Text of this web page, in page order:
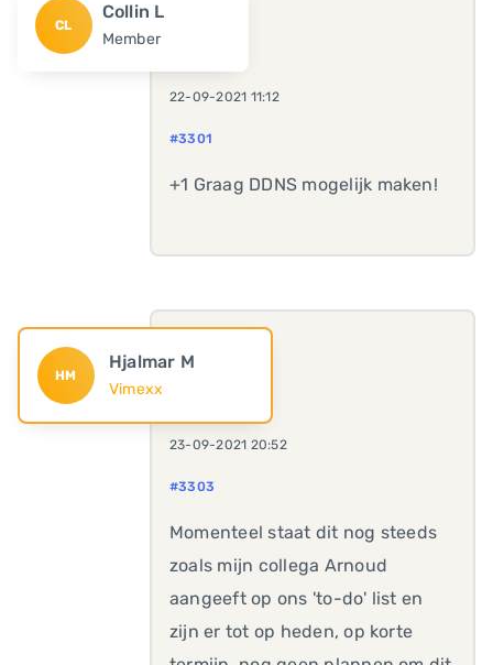
CL
Collin L
Member
22-09-2021 11:12
#3301
+1 Graag DDNS mogelijk maken!
HM
Hjalmar M
Vimexx
23-09-2021 20:52
#3303
Momenteel staat dit nog steeds
zoals mijn collega Arnoud
aangeeft op ons 'to-do' list en
zijn er tot op heden, op korte